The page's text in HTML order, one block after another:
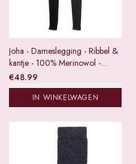
Joha - Dameslegging - Ribbel &
kantje - 100% Merinowol -
Zwart
€48.99
IN WINKELWAGEN